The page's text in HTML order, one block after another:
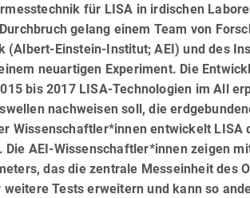
für LISA in irdischen
gelang einem Team von
(Albert-Einstein-Institut; AEI) und des
neuartigen Experiment. Die
bis 2017 LISA-Technologien im All
nachweisen soll, die
Wissenschaftler*innen entwickelt LISA
AEI-Wissenschaftler*innen zeigen
das die zentrale Messeinheit des
Tests erweitern und kann so